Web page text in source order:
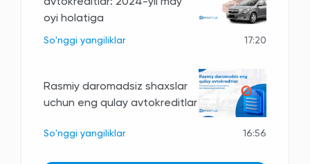
oyi holatiga
So'nggi yangiliklar 17:20
Rasmiy daromadsiz shaxslar
uchun eng qulay avtokreditlar
So'nggi yangiliklar 16:56